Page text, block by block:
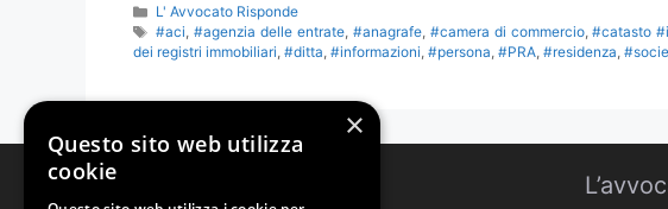
Categorie
L' Avvocato Risponde
Tag
#aci, #agenzia delle entrate, #anagrafe, #camera di commercio,#catasto
dei registri immobiliari, #ditta, #informazioni, #persona, #PRA, #residenza,
Studio Legale Tonzani
×
Questo sito web utilizza
cookie